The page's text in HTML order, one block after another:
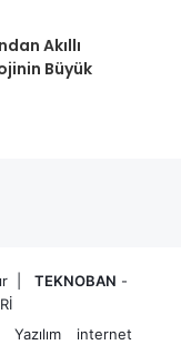
Akıllı
Büyük
| TEKNOBAN -
Yazılım internet